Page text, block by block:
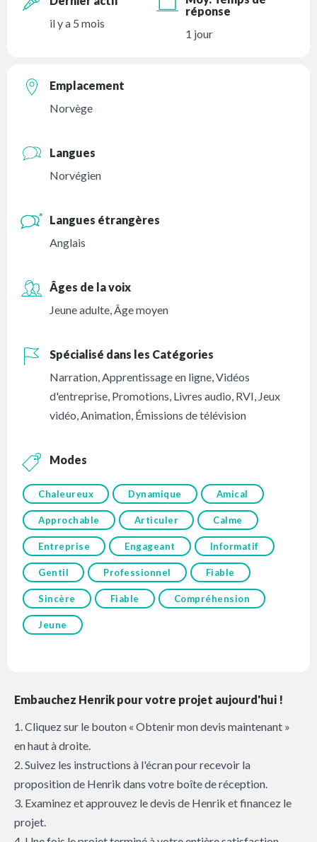
il y a 5 mois
réponse
1 jour
Emplacement
Norvège
Langues
Norvégien
Langues étrangères
Anglais
Âges de la voix
Jeune adulte Âge moyen
Spécialisé dans les Catégories
Narration Apprentissage en ligne ,Vidéos
d'entreprise Promotions Livres audio RVI Jeux
vidéo Animation Émissions de télévision
Modes
Chaleureux Dynamique Amical
Approchable Articuler Calme
Entreprise Engageant Informatif
Gentil Professionnel Fiable
Sincère Fiable Compréhension
Jeune
Embauchez Henrik pour votre projet aujourd'hui !
1. Cliquez sur le bouton « Obtenir mon devis maintenant »
en haut à droite.
2. Suivez les instructions à l'écran pour recevoir la
proposition de Henrik dans votre boîte de réception.
3. Examinez et approuvez le devis de Henrik et financez le
projet.